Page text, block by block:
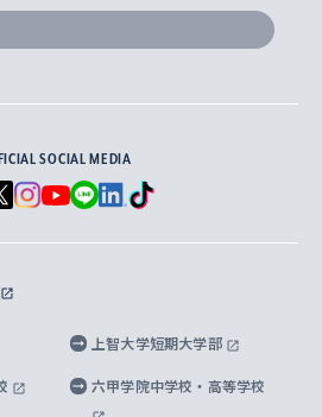
続可能な未来を考える６学科連携
究科
タディーズ研究科
ダ研究所
ーナリズム研究所
センター
材料イノベーションセンター
当者様へのご案内
願する奨学金
育の修学支援新制度
奨学金
の費用と奨学金
＆サステナビリティへの取り組み
ワーク
のネットワーク
ワーク
物
内・大学院案内
magazine
アル・アイデンティティ
アル・アイデンティティ
上智大学学生歌
・キャンパスでの撮影について
報
研究活動等の情報公表
SOCIAL MEDIA
上智大学短期大学部
六甲学院中学校・高等学校